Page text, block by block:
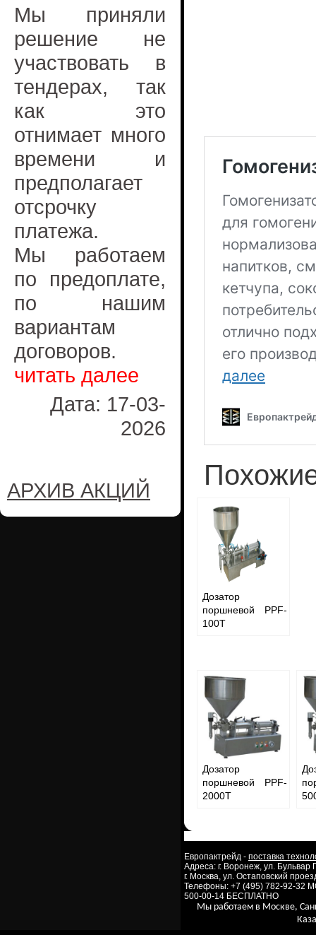
Мы приняли
решение не
участвовать в
тендерах, так
как это
отнимает много
времени и
предполагает
отсрочку
платежа.
Мы работаем
по предоплате,
по нашим
вариантам
договоров.
читать далее
Дата: 17-03-
2026
АРХИВ АКЦИЙ
Дозатор
поршневой PPF-
100T
Дозатор
поршневой PPF-
2000T
Европактрейд - поставка
Адреса: г. Воронеж, ул.
г. Москва, ул. Остаповский
Телефоны: +7 (495) 782-92-32
500-00-14 БЕСПЛАТНО
Мы работаем в Москве,